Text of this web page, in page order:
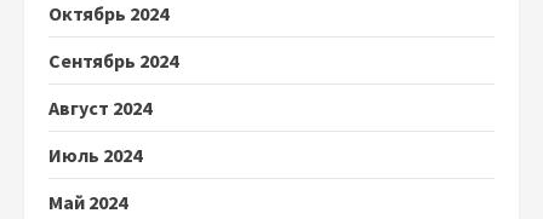
Октябрь 2024
Сентябрь 2024
Август 2024
Июль 2024
Май 2024